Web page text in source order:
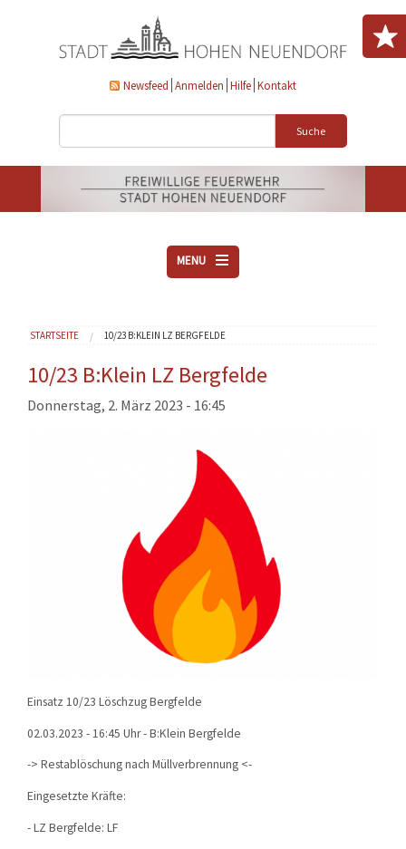
Newsfeed Anmelden Hilfe Kontakt
Suche
MENU
VEREINE
AKTUELLES
DOWNLOADS
TECHNIK
EINSÄTZE
Sie sind hier
STARTSEITE 10/23 B:KLEIN LZ BERGFELDE
10/23 B:Klein LZ Bergfelde
Donnerstag, 2. März 2023 - 16:45
Einsatz 10/23 Löschzug Bergfelde
02.03.2023 - 16:45 Uhr - B:Klein Bergfelde
-> Restablöschung nach Müllverbrennung <-
Eingesetzte Kräfte:
- LZ Bergfelde: LF